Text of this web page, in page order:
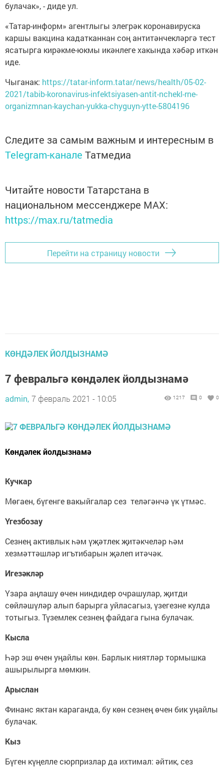
булачак», - диде ул.
«Татар-информ» агентлыгы элегрәк коронавируска
каршы вакцина кадатканнан соң антитәнчекләргә тест
ясатырга кирәкме-юкмы икәнлеге хакында хәбәр иткән
иде.
Чыганак: https://tatar-inform.tatar/news/health/05-02-
2021/tabib-koronavirus-infektsiyasen-antit-nchekl-rne-
organizmnan-kaychan-yukka-chyguyn-ytte-5804196
Следите за самым важным и интересным в
Telegram-канале Татмедиа
Читайте новости Татарстана в
национальном мессенджере MАХ:
https://max.ru/tatmedia
Перейти на страницу новости
КӨНДӘЛЕК ЙОЛДЫЗНАМӘ
7 февральгә көндәлек йолдызнамә
admin, 7 февраль 2021 - 10:05 1217 0 0
Көндәлек йолдызнамә
Кучкар
Мөгаен, бүгенге вакыйгалар сез теләгәнчә үк үтмәс.
Үгезбозау
Сезнең активлык һәм үҗәтлек җитәкчеләр һәм
хезмәттәшләр игътибарын җәлеп итәчәк.
Игезәкләр
Үзара аңлашу өчен ниндидер очрашулар, җитди
сөйләшүләр алып барырга уйласагыз, үзегезне кулда
тотыгыз. Түземлек сезнең файдага гына булачак.
Кысла
Һәр эш өчен уңайлы көн. Барлык ниятләр тормышка
ашырылырга мөмкин.
Арыслан
Финанс яктан караганда, бу көн сезнең өчен бик уңайлы
булачак.
Кыз
Бүген күңелле сюрпризлар да ихтимал: әйтик, сез